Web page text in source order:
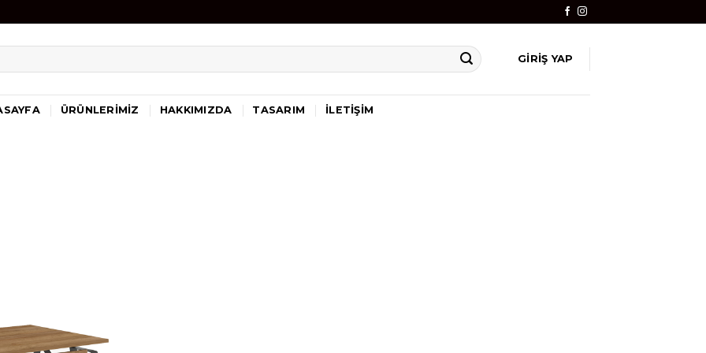
GIRIŞ YAP
ÜRÜNLERIMIZ HAKKIMIZDA TASARIM İLETIŞIM